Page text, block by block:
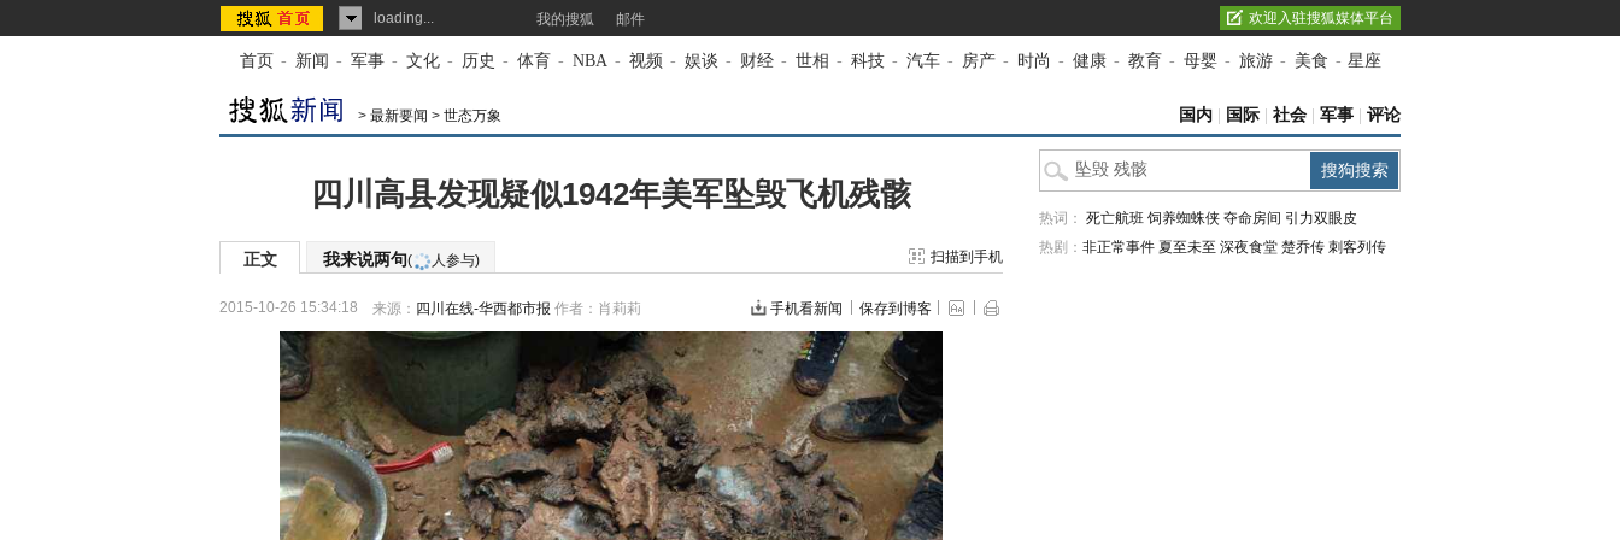
loading... 我的搜狐 邮件 欢迎入驻搜狐媒体平台
首页 - 新闻 - 军事 - 文化 - 历史 - 体育 - NBA - 视频 - 娱谈 - 财经 - 世相 - 科技 - 汽车 - 房产 - 时尚 - 健康 - 教育 - 母婴 - 旅游 - 美食 - 星座
> 最新要闻 > 世态万象 国内 国际 社会 军事 评论
四川高县发现疑似1942年美军坠毁飞机残骸
正文 我来说两句( 人参与) 扫描到手机
2015-10-26 15:34:18 来源： 四川在线-华西都市报 作者：肖莉莉 手机看新闻 保存到博客
热词： 死亡航班 饲养蜘蛛侠 夺命房间 引力双眼皮
热剧： 非正常事件 夏至未至 深夜食堂 楚乔传 刺客列传